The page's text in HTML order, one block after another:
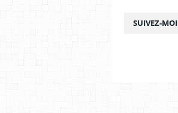
SUIVEZ-MOI